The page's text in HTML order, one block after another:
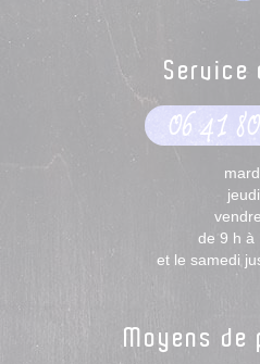
Service
06 41
jeudi
de 9 h à
et le samedi
Moyens de